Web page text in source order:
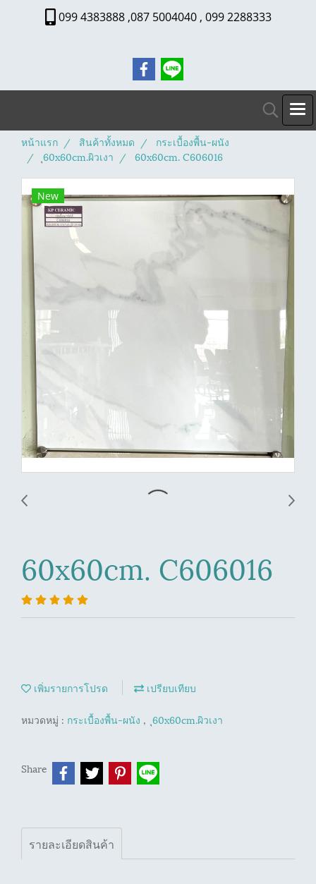
099 4383888 ,087 5004040 , 099 2288333
หน้าแรก สินค้าทั้งหมด
กระเบื้องพื้น-ผนัง
ุ60x60cm.ผิวเงา
60x60cm. C606016
New
60x60cm. C606016
เพิ่มรายการโปรด เปรียบเทียบ
หมวดหมู่ : กระเบื้องพื้น-ผนัง , ุ60x60cm.ผิวเงา
Share
รายละเอียดสินค้า